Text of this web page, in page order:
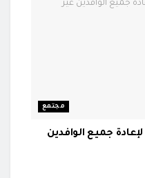
مجتمع
جميع الوافدين